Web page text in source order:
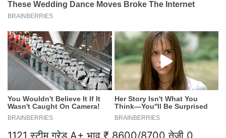
1121 स्टीम ग्रेड A+ भाव ₹ 8600/8700 तेजी 0